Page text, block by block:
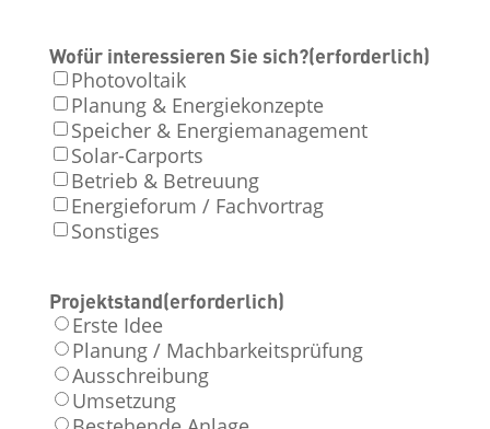
Wofür interessieren Sie sich?(erforderlich)
Photovoltaik
Planung & Energiekonzepte
Speicher & Energiemanagement
Solar-Carports
Betrieb & Betreuung
Energieforum / Fachvortrag
Sonstiges
Projektstand(erforderlich)
Erste Idee
Planung / Machbarkeitsprüfung
Ausschreibung
Umsetzung